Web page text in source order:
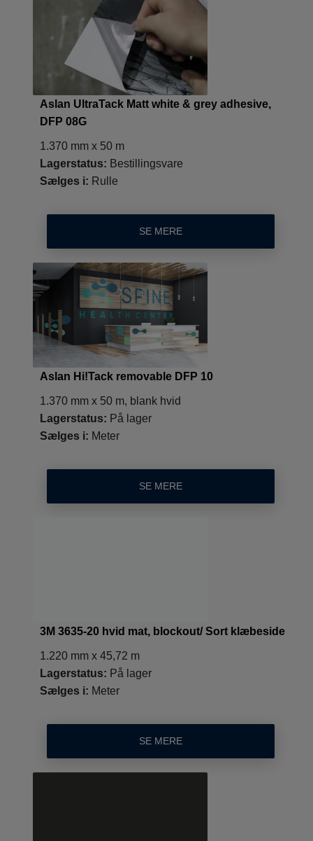
Aslan UltraTack Matt white & grey adhesive,
DFP 08G
1.370 mm x 50 m
Lagerstatus: Bestillingsvare
Sælges i: Rulle
SE MERE
Aslan Hi!Tack removable DFP 10
1.370 mm x 50 m, blank hvid
Lagerstatus: På lager
Sælges i: Meter
SE MERE
3M 3635-20 hvid mat, blockout/ Sort klæbeside
1.220 mm x 45,72 m
Lagerstatus: På lager
Sælges i: Meter
SE MERE